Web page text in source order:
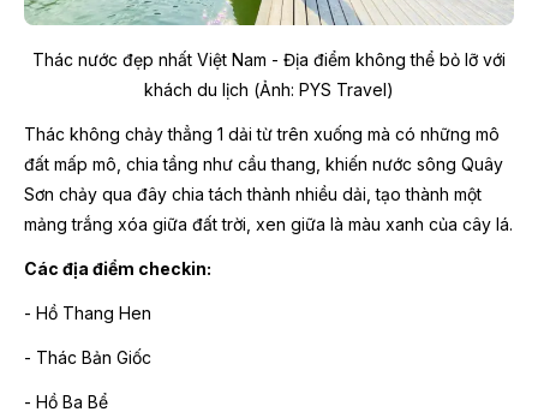
Thác nước đẹp nhất Việt Nam - Địa điểm không thể bỏ lỡ với
khách du lịch (Ảnh: PYS Travel)
Thác không chảy thẳng 1 dải từ trên xuống mà có những mô
đất mấp mô, chia tầng như cầu thang, khiến nước sông Quây
Sơn chảy qua đây chia tách thành nhiều dải, tạo thành một
mảng trắng xóa giữa đất trời, xen giữa là màu xanh của cây lá.
Các địa điểm checkin:
- Hồ Thang Hen
- Thác Bản Giốc
- Hồ Ba Bể